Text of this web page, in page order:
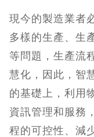
現今的製造業者
多樣的生產、生
等問題，生產流
慧化，因此，智
的基礎上，利用
資訊管理和服務
程的可控性、減